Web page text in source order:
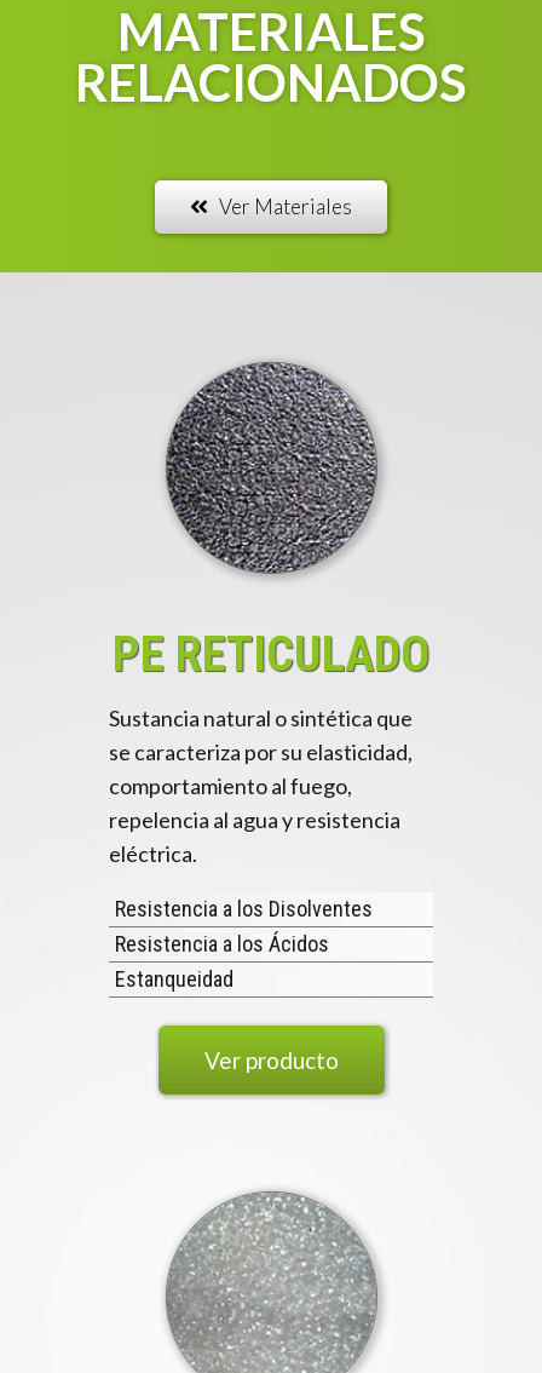
MATERIALES
RELACIONADOS
Ver Materiales
PE RETICULADO
Sustancia natural o sintética que
se caracteriza por su elasticidad,
comportamiento al fuego,
repelencia al agua y resistencia
eléctrica.
Resistencia a los Disolventes
Resistencia a los Ácidos
Estanqueidad
Ver producto